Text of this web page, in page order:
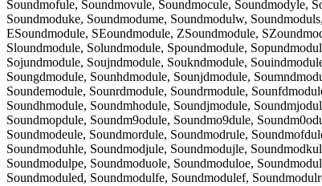
Soundmofule, Soundmovule, Soundmocule, Soundmodyle,
Soundmoduke, Soundmodume, Soundmodulw,
ESoundmodule, SEoundmodule, ZSoundmodule,
Sloundmodule, Solundmodule, Spoundmodule,
Sojundmodule, Soujndmodule, Soukndmodule,
Soungdmodule, Sounhdmodule, Sounjdmodule,
Soundemodule, Sounrdmodule, Soundrmodule,
Soundhmodule, Soundmhodule, Soundjmodule,
Soundmopdule, Soundm9odule, Soundmo9dule,
Soundmodeule, Soundmordule, Soundmodrule,
Soundmoduhle, Soundmodjule, Soundmodujle,
Soundmodulpe, Soundmoduole, Soundmoduloe,
Soundmoduled, Soundmodulfe, Soundmodulef,